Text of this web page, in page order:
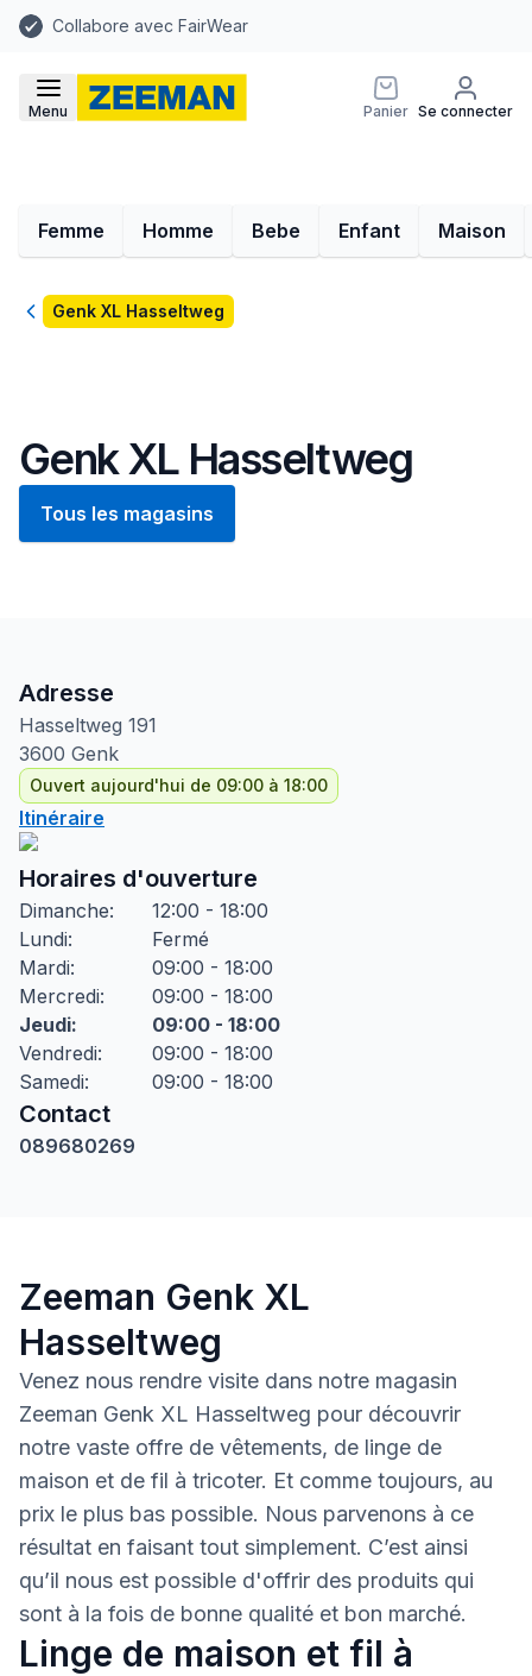
Collabore avec FairWear
Menu Panier Se connecter
Femme Homme Bebe Enfant Maison
RetourGenk XL Hasseltweg
Genk XL Hasseltweg
Tous les magasins
Adresse
Hasseltweg 191
3600 Genk
Ouvert aujourd'hui de 09:00 à 18:00
Itinéraire
Horaires d'ouverture
Dimanche:
12:00 - 18:00
Lundi:
Fermé
Mardi:
09:00 - 18:00
Mercredi:
09:00 - 18:00
Jeudi:
09:00 - 18:00
Vendredi:
09:00 - 18:00
Samedi: 09:00 - 18:00
Contact
089680269
Zeeman Genk XL
Hasseltweg
Venez nous rendre visite dans notre magasin
Zeeman Genk XL Hasseltweg pour découvrir
notre vaste offre de vêtements, de linge de
maison et de fil à tricoter. Et comme toujours, au
prix le plus bas possible. Nous parvenons à ce
résultat en faisant tout simplement. C’est ainsi
qu’il nous est possible d'offrir des produits qui
sont à la fois de bonne qualité et bon marché.
Linge de maison et fil à